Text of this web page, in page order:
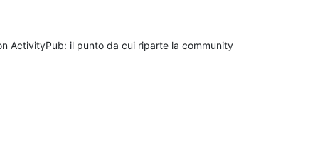
ActivityPub: il punto da cui riparte la community